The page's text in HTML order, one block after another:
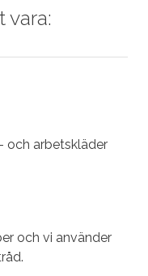
vara:
och arbetskläder
och vi använder